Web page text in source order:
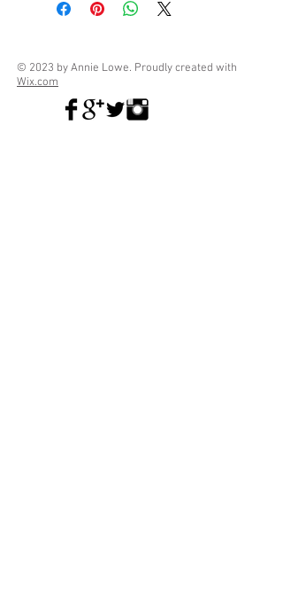
© 2023 by Annie Lowe. Proudly created with
Wix.com